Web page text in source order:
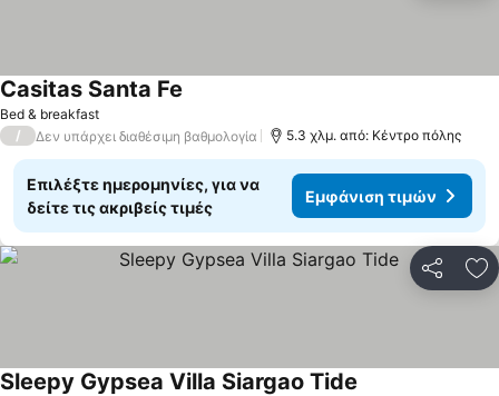
Bed & breakfast
Casitas Santa Fe
/ Δεν υπάρχει διαθέσιμη βαθμολογία 5.3 χλμ. από: Κέντρο πόλης
Επιλέξτε ημερομηνίες, για να
δείτε τις ακριβείς τιμές
Εμφάνιση τιμών
Sleepy Gypsea Villa Siargao Tide